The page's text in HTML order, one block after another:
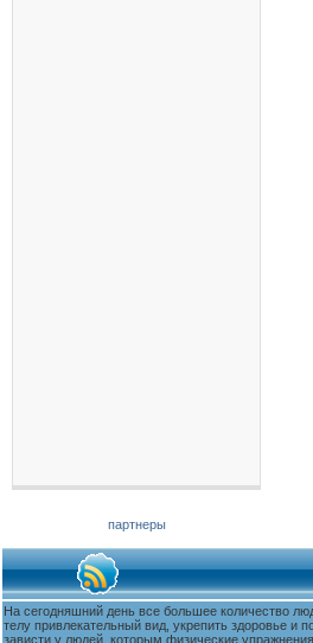
партнеры
На сегодняшний день все большее количество
телу привлекательный вид, укрепить здоровье и
зависти у людей, которым физические